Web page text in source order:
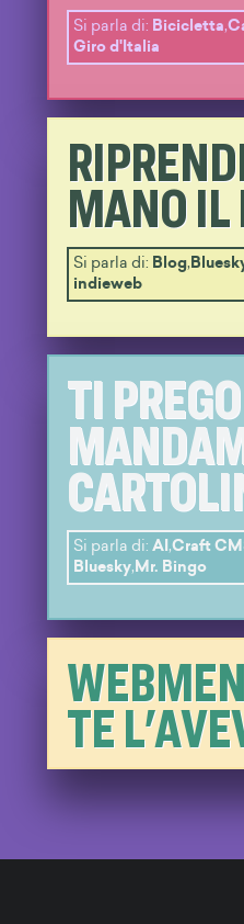
Si parla di: Bicicletta,
Giro d'Italia
MANO IL
Si parla di: Blog,
indieweb
TI PREGO
Si parla di: AI,Craft
Bluesky,Mr. Bingo
TE